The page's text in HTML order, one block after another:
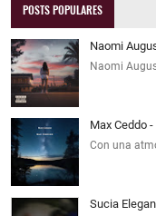
POSTS POPULARES
Naomi
Naomi
Max Ceddo
Con una
Sucia